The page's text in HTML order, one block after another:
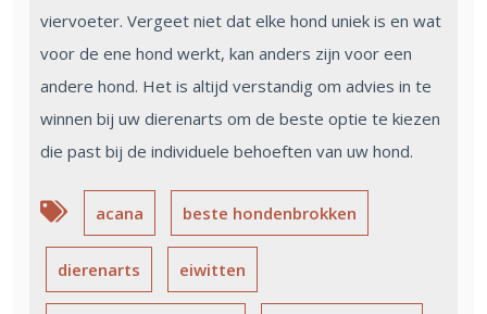
viervoeter. Vergeet niet dat elke hond uniek is en wat
voor de ene hond werkt, kan anders zijn voor een
andere hond. Het is altijd verstandig om advies in te
winnen bij uw dierenarts om de beste optie te kiezen
die past bij de individuele behoeften van uw hond.
acana beste hondenbrokken
dierenarts eiwitten